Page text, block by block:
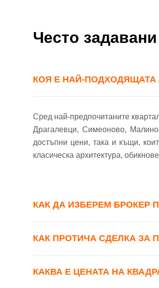
Забравена
Често
КОЯ Е НАЙ-
Сред най-предпочитаните
Драгалевци, Симеоново,
достъпни цени, така и къщи,
класическа архитектура,
КАК ДА ИЗБЕРЕМ БРОКЕР
КАК ПРОТИЧА СДЕЛКА ЗА
КАКВА Е ЦЕНАТА НА